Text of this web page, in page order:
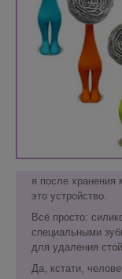
я после хранения
это устройство.
Всё просто:
специальными
для удаления
Да, кстати,